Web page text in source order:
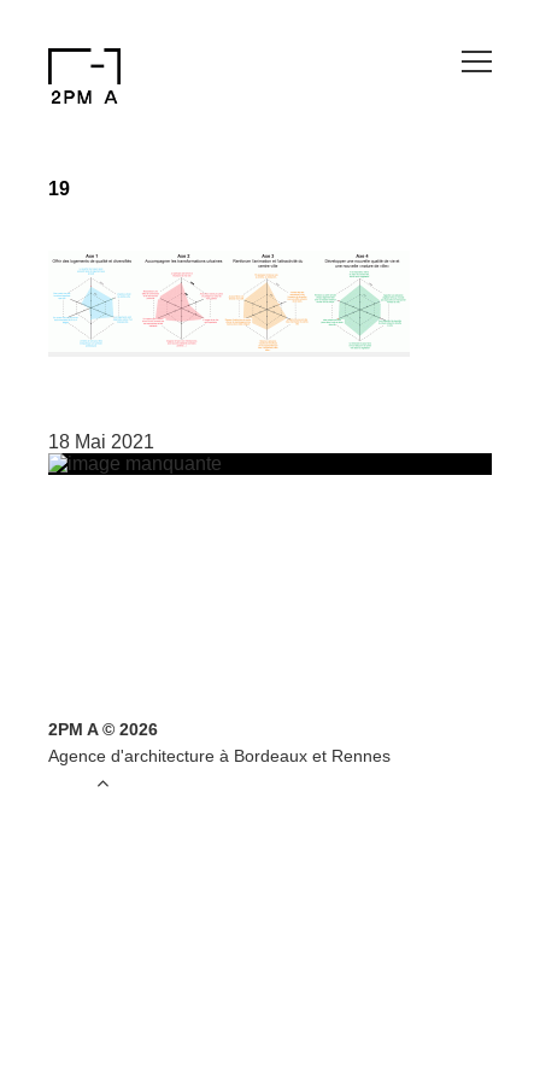
19
18 Mai 2021
2PM A © 2026
Agence d'architecture à Bordeaux et Rennes
